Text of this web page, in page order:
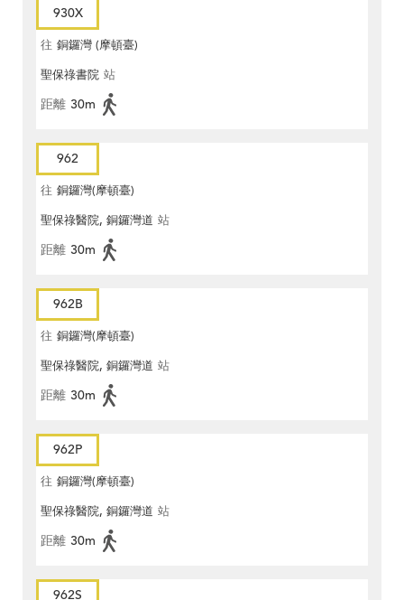
930X
往 銅鑼灣 (摩頓臺)
聖保祿書院 站
距離 30m
962
往 銅鑼灣(摩頓臺)
聖保祿醫院, 銅鑼灣道 站
距離 30m
962B
往 銅鑼灣(摩頓臺)
聖保祿醫院, 銅鑼灣道 站
距離 30m
962P
往 銅鑼灣(摩頓臺)
聖保祿醫院, 銅鑼灣道 站
距離 30m
962S